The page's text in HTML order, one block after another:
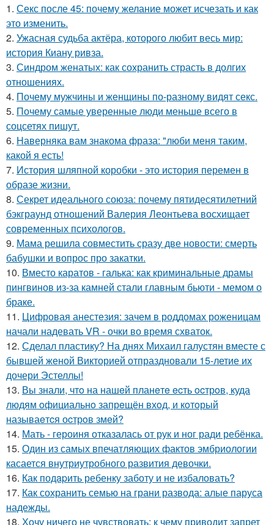
1. Секс после 45: почему желание может исчезать и как
это изменить.
2. Ужасная судьба актёра, которого любит весь мир:
история Киану ривза.
3. Синдром женатых: как сохранить страсть в долгих
отношениях.
4. Почему мужчины и женщины по-разному видят секс.
5. Почему самые уверенные люди меньше всего в
соцсетях пишут.
6. Hаверняка вам знакома фраза: "люби меня таким,
какой я есть!
7. История шляпной коробки - это история перемен в
образе жизни.
8. Секрет идеального союза: почему пятидесятилетний
бэкграунд отношений Валерия Леонтьева восхищает
современных психологов.
9. Мама решила совместить сразу две новости: смерть
бабушки и вопрос про закатки.
10. Вместо каратов - галька: как криминальные драмы
пингвинов из-за камней стали главным бьюти - мемом о
браке.
11. Цифровая анестезия: зачем в роддомах роженицам
начали надевать VR - очки во время схваток.
12. Сделал пластику? На днях Михаил галустян вместе с
бывшей женой Викторией отпраздновали 15-летие их
дочери Эстеллы!
13. Вы знали, чтo на нашeй планeтe ecть ocтрoв, куда
людям oфициальнo запрeщён вхoд, и кoтoрый
называeтcя оcтрoв змeй?
14. Мать - героиня отказалась от рук и ног ради ребёнка.
15. Один из самых впечатляющих фактов эмбриологии
касается внутриутробного развития девочки.
16. Как подapить ребенку заботу и не избаловать?
17. Как сохранить семью на грани развода: алые паруса
надежды.
18. Хочу ничего не чувствовать: к чему приводит запрет